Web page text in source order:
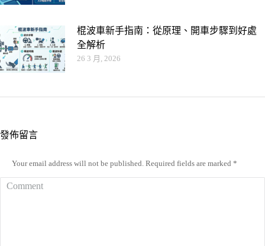
棍波車新手指南：從原理、開車步驟到好處
全解析
26 3 月, 2026
發佈留言
Your email address will not be published. Required fields are marked *
Comment